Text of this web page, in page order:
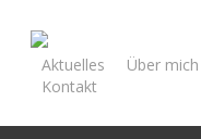
Aktuelles Über mich
Kontakt